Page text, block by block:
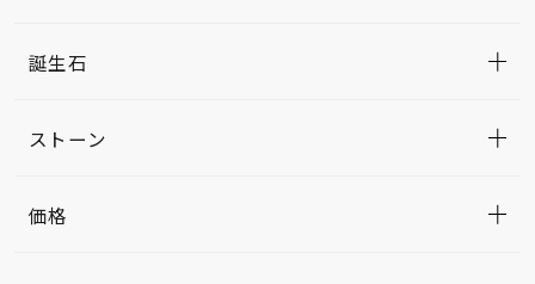
誕生石
ストーン
価格